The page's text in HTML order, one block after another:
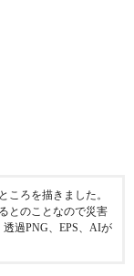
ころを描きました。
とのことなので災害
過PNG、EPS、AIが